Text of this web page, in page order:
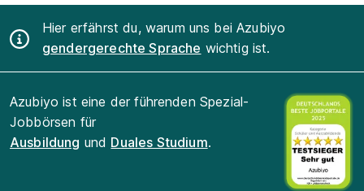
Hier erfährst du, warum uns bei Azubiyo
gendergerechte Sprache wichtig ist.
Azubiyo ist eine der führenden Spezial-
Jobbörsen für
Ausbildung und Duales Studium.